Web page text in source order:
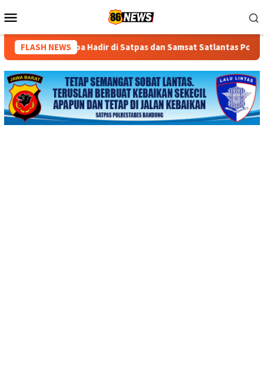
ke
Mobile
FLASH NEWS
di Satpas dan Samsat Satlantas Polres Cianjur